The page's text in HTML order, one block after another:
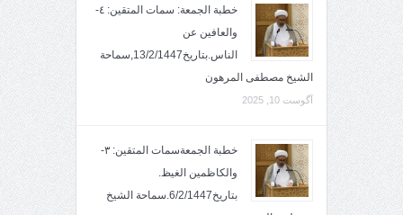
خطبة الجمعة: سمات المتقين: ٤-
والعافين عن
الناس.بتاريخ13/2/1447,سماحة
الشيخ مصطفى المرهون
آگوست 10, 2025
خطبة الجمعةسمات المتقين: ٣-
والكاظمين الغيظ.
بتاريخ6/2/1447.سماحة الشيخ